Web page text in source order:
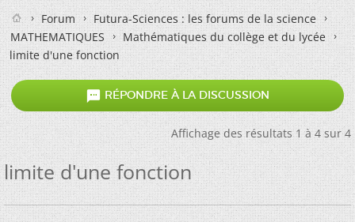
Forum
Futura-Sciences : les forums de la science
MATHEMATIQUES
Mathématiques du collège et du lycée
limite d'une fonction
 RÉPONDRE À LA DISCUSSION
Affichage des résultats 1 à 4 sur 4
limite d'une fonction